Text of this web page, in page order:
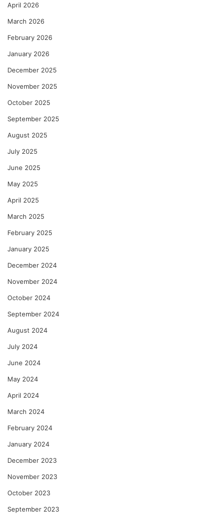
April 2026
March 2026
February 2026
January 2026
December 2025
November 2025
October 2025
September 2025
August 2025
July 2025
June 2025
May 2025
April 2025
March 2025
February 2025
January 2025
December 2024
November 2024
October 2024
September 2024
August 2024
July 2024
June 2024
May 2024
April 2024
March 2024
February 2024
January 2024
December 2023
November 2023
October 2023
September 2023